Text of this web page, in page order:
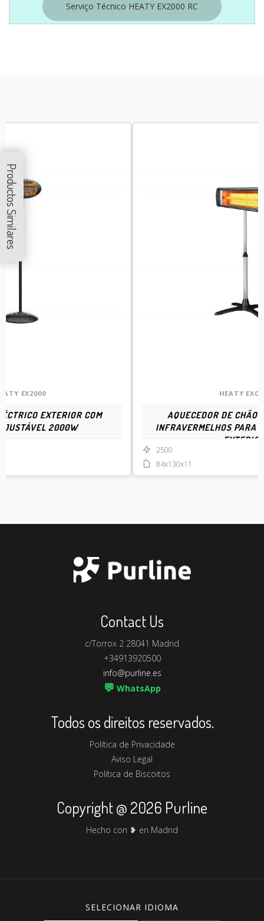
Serviço Técnico HEATY EX2000 RC
Productos Similares
EX2000
EXTERIOR COM
2000W
HEATY EXC
AQUECEDOR DE CHÃO
INFRAVERMELHOS PARA
2500
84x130x11
Contact Us
c/Torrox 2 28041 Madrid
+34913920500
info@purline.es
💬 WhatsApp
Todos os direitos reservados.
Política de Privacidade
Aviso Legal
Política de Biscoitos
Copyright @ 2026 Purline
Hecho con ❥ en Madrid
SELECIONAR IDIOMA